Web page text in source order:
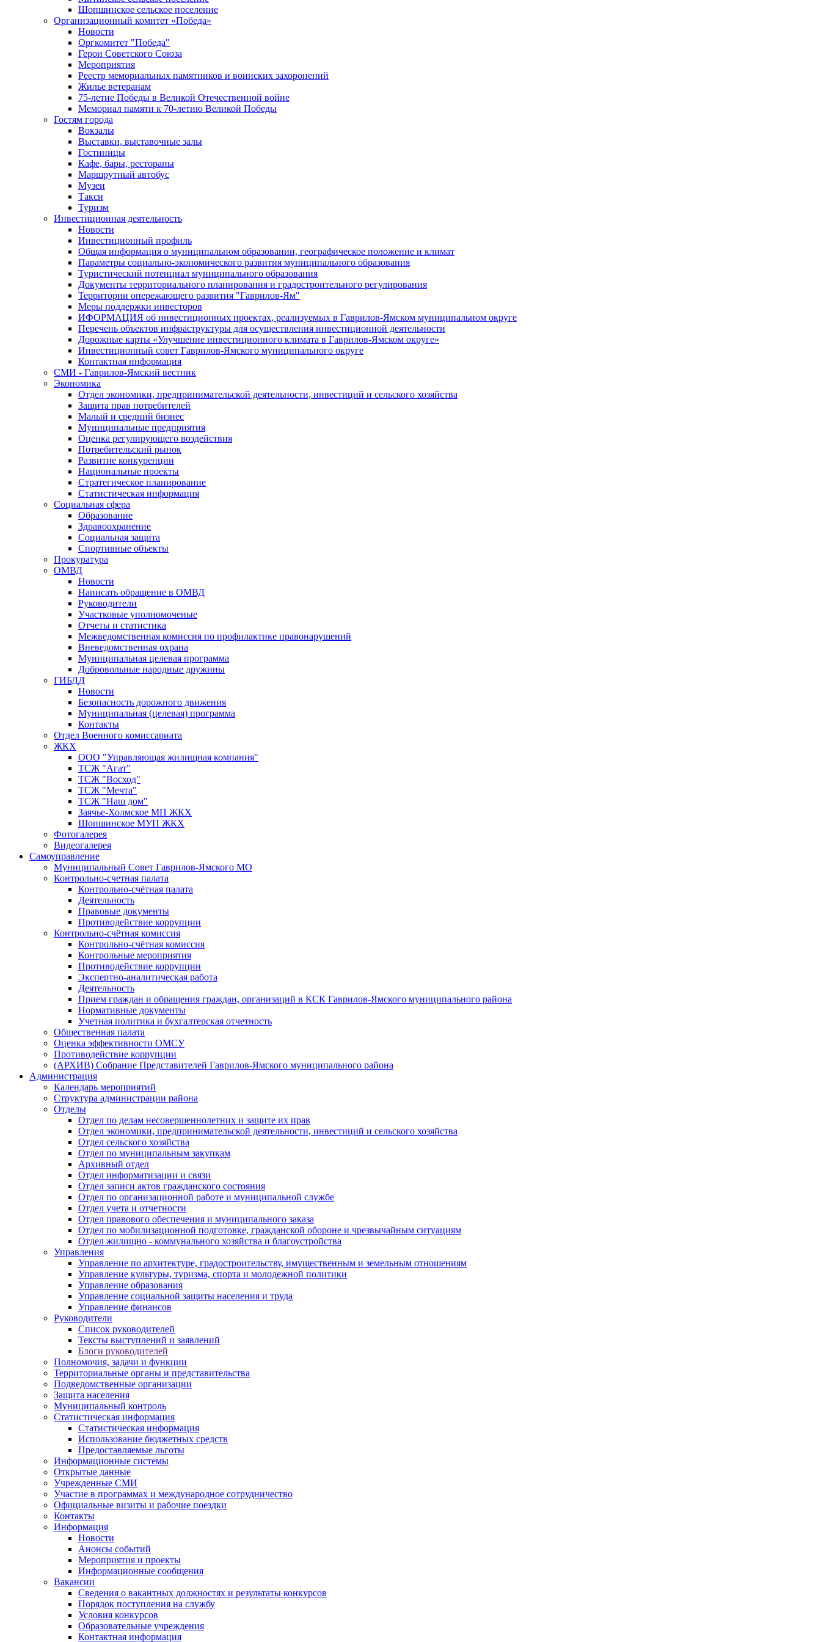
Шопшинское сельское поселение
Организационный комитет «Победа»
Новости
Оргкомитет "Победа"
Герои Советского Союза
Мероприятия
Реестр мемориальных памятников и воинских захоронений
Жилье ветеранам
75-летие Победы в Великой Отечественной войне
Мемориал памяти к 70-летию Великой Победы
Гостям города
Вокзалы
Выставки, выставочные залы
Гостиницы
Кафе, бары, рестораны
Маршрутный автобус
Музеи
Такси
Туризм
Инвестиционная деятельность
Новости
Инвестиционный профиль
Общая информация о муниципальном образовании, географическое положение и климат
Параметры социально-экономического развития муниципального образования
Туристический потенциал муниципального образования
Документы территориального планирования и градостроительного регулирования
Территории опережающего развития "Гаврилов-Ям"
Меры поддержки инвесторов
ИФОРМАЦИЯ об инвестиционных проектах, реализуемых в Гаврилов-Ямском муниципальном округе
Перечень объектов инфраструктуры для осуществления инвестиционной деятельности
Дорожные карты «Улучшение инвестиционного климата в Гаврилов-Ямском округе»
Инвестиционный совет Гаврилов-Ямского муниципального округе
Контактная информация
СМИ - Гаврилов-Ямский вестник
Экономика
Отдел экономики, предпринимательской деятельности, инвестиций и сельского хозяйства
Защита прав потребителей
Малый и средний бизнес
Муниципальные предприятия
Оценка регулирующего воздействия
Потребительский рынок
Развитие конкуренции
Национальные проекты
Стратегическое планирование
Статистическая информация
Социальная сфера
Образование
Здравоохранение
Социальная защита
Спортивные объекты
Прокуратура
ОМВД
Новости
Написать обращение в ОМВД
Руководители
Участковые уполномоченые
Отчеты и статистика
Межведомственная комиссия по профилактике правонарушений
Вневедомственная охрана
Муниципальная целевая программа
Добровольные народные дружины
ГИБДД
Новости
Безопасность дорожного движения
Муниципальная (целевая) программа
Контакты
Отдел Военного комиссариата
ЖКХ
ООО "Управляющая жилищная компания"
ТСЖ "Агат"
ТСЖ "Восход"
ТСЖ "Мечта"
ТСЖ "Наш дом"
Заячье-Холмское МП ЖКХ
Шопшинское МУП ЖКХ
Фотогалерея
Видеогалерея
Самоуправление
Муниципальный Совет Гаврилов-Ямского МО
Контрольно-счетная палата
Контрольно-счётная палата
Деятельность
Правовые документы
Противодействие коррупции
Контрольно-счётная комиссия
Контрольно-счётная комиссия
Контрольные мероприятия
Противодействие коррупции
Экспертно-аналитическая работа
Деятельность
Прием граждан и обращения граждан, организаций в КСК Гаврилов-Ямского муниципального района
Нормативные документы
Учетная политика и бухгалтерская отчетность
Общественная палата
Оценка эффективности ОМСУ
Противодействие коррупции
(АРХИВ) Собрание Представителей Гаврилов-Ямского муниципального района
Администрация
Календарь мероприятий
Структура администрации района
Отделы
Отдел по делам несовершеннолетних и защите их прав
Отдел экономики, предпринимательской деятельности, инвестиций и сельского хозяйства
Отдел сельского хозяйства
Отдел по муниципальным закупкам
Архивный отдел
Отдел информатизации и связи
Отдел записи актов гражданского состояния
Отдел по организационной работе и муниципальной службе
Отдел учета и отчетности
Отдел правового обеспечения и муниципального заказа
Отдел по мобилизационной подготовке, гражданской обороне и чрезвычайным ситуациям
Отдел жилищно - коммунального хозяйства и благоустройства
Управления
Управление по архитектуре, градостроительству, имущественным и земельным отношениям
Управление культуры, туризма, спорта и молодежной политики
Управление образования
Управление социальной защиты населения и труда
Управление финансов
Руководители
Список руководителей
Тексты выступлений и заявлений
Блоги руководителей
Полномочия, задачи и функции
Территориальные органы и представительства
Подведомственные организации
Защита населения
Муниципальный контроль
Статистическая информация
Статистическая информация
Использование бюджетных средств
Предоставляемые льготы
Информационные системы
Открытые данные
Учрежденные СМИ
Участие в программах и международное сотрудничество
Официальные визиты и рабочие поездки
Контакты
Информация
Новости
Анонсы событий
Мероприятия и проекты
Информационные сообщения
Вакансии
Сведения о вакантных должностях и результаты конкурсов
Порядок поступления на службу
Условия конкурсов
Образовательные учреждения
Контактная информация